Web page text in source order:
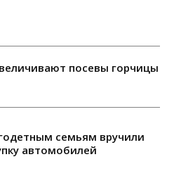
посевы горчицы
семьям вручили
автомобилей